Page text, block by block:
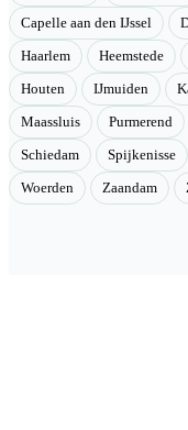
Capelle aan den IJssel
Haarlem Heemstede
Houten IJmuiden
Maassluis Purmerend
Schiedam Spijkenisse
Woerden Zaandam